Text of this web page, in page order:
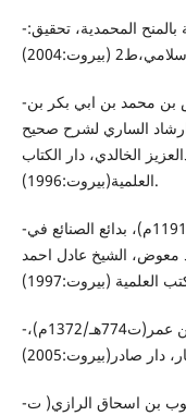
-القسطلاني، احمد بن محمد ، المواهب اللدنية بالمنح المحمدية، تحقيق:
-القسطلاني، شهاب الدين ابو العباس بن محمد بن ابي بكر بن
ت923ه/1517م)، ارشاد الساري لشرح صحيح
الخالدي، دار الكتاب
العلمية(بيروت:1996).
-الكاساني، ابو بكر بن مسعود (ت 587هـ/ 1191م)، بدائع الصنائع في
معوض، الشيخ عادل احمد
-ابن كثير، عماد الدين أبو الفداء إسماعيل بن عمر(ت774هـ/1372م)،
-الكليني، ابو جعفر محمد بن يعقوب بن اسحاق الرازي( ت